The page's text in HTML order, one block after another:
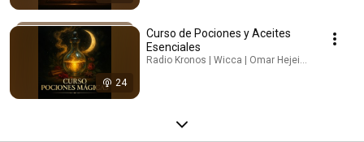
24
Curso de Pociones y Aceites
Esenciales
Radio Kronos | Wicca | Omar Hejeile · Podcast